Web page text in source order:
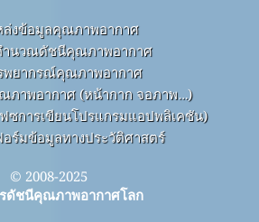
ล่งข้อมูลคุณภาพอากาศ
ำนวณดัชนีคุณภาพอากาศ
พยากรณ์คุณภาพอากาศ
าพอากาศ (หน้ากาก จอภาพ…)
ซการเขียนโปรแกรมแอปพลิเคชัน)
ร์มข้อมูลทางประวัติศาสตร์
© 2008-2025
ดัชนีคุณภาพอากาศโลก